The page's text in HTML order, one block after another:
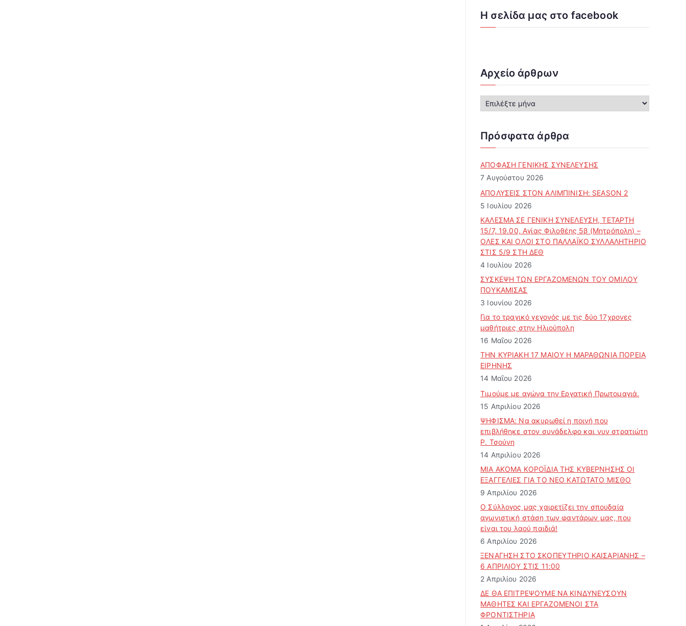
Η σελίδα μας στο facebook
Αρχείο άρθρων
ρ
ε
ά
ρ
ρ
ω
ν
Πρόσφατα άρθρα
ΑΠΟΦΑΣΗ ΓΕΝΙΚΗΣ ΣΥΝΕΛΕΥΣΗΣ
7 Αυγούστου 2026
ΑΠΟΛΥΣΕΙΣ ΣΤΟΝ ΑΛΙΜΠΙΝΙΣΗ: SEASON 2
5 Ιουλίου 2026
ΚΑΛΕΣΜΑ ΣΕ ΓΕΝΙΚΗ ΣΥΝΕΛΕΥΣΗ, ΤΕΤΑΡΤΗ
15/7, 19.00, Αγίας Φιλοθέης 5β (Μητρόπολη) –
ΟΛΕΣ ΚΑΙ ΟΛΟΙ ΣΤΟ ΠΑΛΛΑΪΚΟ ΣΥΛΛΑΛΗΤΗΡΙΟ
ΣΤΙΣ 5/9 ΣΤΗ ΔΕΘ
4 Ιουλίου 2026
ΣΥΣΚΕΨΗ ΤΩΝ ΕΡΓΑΖΟΜΕΝΩΝ ΤΟΥ ΟΜΙΛΟΥ
ΠΟΥΚΑΜΙΣΑΣ
3 Ιουνίου 2026
Για το τραγικό γεγονός με τις δύο 17χρονες
μαθήτριες στην Ηλιούπολη
16 Μαΐου 2026
ΤΗΝ ΚΥΡΙΑΚΗ 17 ΜΑΙΟΥ Η ΜΑΡΑΘΩΝΙΑ ΠΟΡΕΙΑ
ΕΙΡΗΝΗΣ
14 Μαΐου 2026
Τιμούμε με αγώνα την Εργατική Πρωτομαγιά.
15 Απριλίου 2026
ΨΗΦΙΣΜΑ: Να ακυρωθεί η ποινή που
επιβλήθηκε στον συνάδελφο και νυν στρατιώτη
Ρ. Τσούνη
14 Απριλίου 2026
ΜΙΑ ΑΚΟΜΑ ΚΟΡΟΪΔΙΑ ΤΗΣ ΚΥΒΕΡΝΗΣΗΣ ΟΙ
ΕΞΑΓΓΕΛΙΕΣ ΓΙΑ ΤΟ ΝΕΟ ΚΑΤΩΤΑΤΟ ΜΙΣΘΟ
9 Απριλίου 2026
Ο Σύλλογος μας χαιρετίζει την σπουδαία
αγωνιστική στάση των φαντάρων μας, που
είναι του λαού παιδιά!
6 Απριλίου 2026
ΞΕΝΑΓΗΣΗ ΣΤΟ ΣΚΟΠΕΥΤΗΡΙΟ ΚΑΙΣΑΡΙΑΝΗΣ –
6 ΑΠΡΙΛΙΟΥ ΣΤΙΣ 11:00
2 Απριλίου 2026
ΔΕ ΘΑ ΕΠΙΤΡΕΨΟΥΜΕ ΝΑ ΚΙΝΔΥΝΕΥΣOYN
ΜΑΘΗΤΕΣ ΚΑΙ ΕΡΓΑΖΟΜΕΝΟΙ ΣΤΑ
ΦΡΟΝΤΙΣΤΗΡΙΑ